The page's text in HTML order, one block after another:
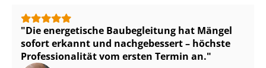
Die energetische Baubegleitung hat Mängel
sofort erkannt und nachgebessert – höchste
Pro­fes­sio­na­li­tät vom ersten Termin an.